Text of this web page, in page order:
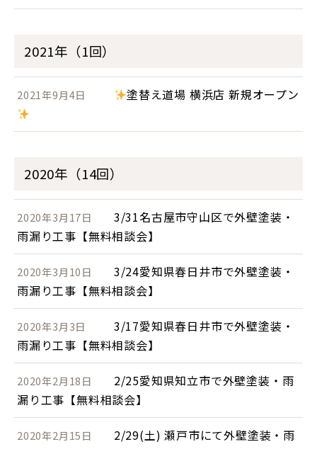
2021年（1回）
2021年9月4日 塗替え道場 横浜店 新規オープン
2020年（14回）
2020年3月17日
3/31名古屋市守山区で外壁塗装・
雨漏り工事【無料相談会】
2020年3月10日
3/24愛知県春日井市で外壁塗装・
雨漏り工事【無料相談会】
2020年3月3日
3/17愛知県春日井市で外壁塗装・
雨漏り工事【無料相談会】
2020年2月18日
2/25愛知県知立市で外壁塗装・雨
漏り工事【無料相談会】
2020年2月15日
2/29(土) 瀬戸市にて外壁塗装・雨